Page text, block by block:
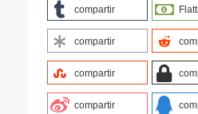
compartir
compartir
compartir
compartir